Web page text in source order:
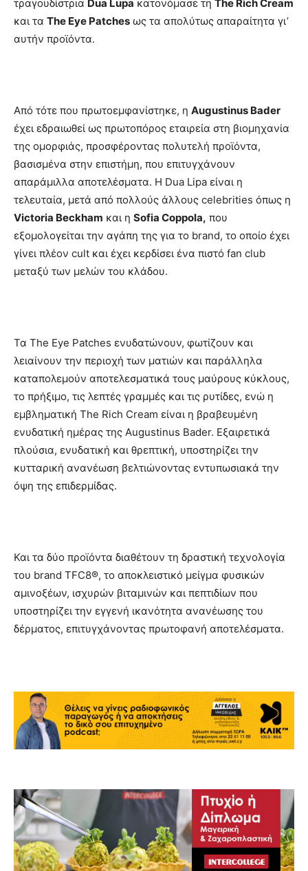
τραγουδίστρια Dua Lupa κατονόμασε τη The Rich Cream
και τα The Eye Patches ως τα απολύτως απαραίτητα γι’
αυτήν προϊόντα.
Από τότε που πρωτοεμφανίστηκε, η Augustinus Bader
έχει εδραιωθεί ως πρωτοπόρος εταιρεία στη βιομηχανία
της ομορφιάς, προσφέροντας πολυτελή προϊόντα,
βασισμένα στην επιστήμη, που επιτυγχάνουν
απαράμιλλα αποτελέσματα. H Dua Lipa είναι η
τελευταία, μετά από πολλούς άλλους celebrities όπως η
Victoria Beckham και η Sofia Coppola, που
εξομολογείται την αγάπη της για το brand, το οποίο έχει
γίνει πλέον cult και έχει κερδίσει ένα πιστό fan club
μεταξύ των μελών του κλάδου.
Τα The Eye Patches ενυδατώνουν, φωτίζουν και
λειαίνουν την περιοχή των ματιών και παράλληλα
καταπολεμούν αποτελεσματικά τους μαύρους κύκλους,
το πρήξιμο, τις λεπτές γραμμές και τις ρυτίδες, ενώ η
εμβληματική The Rich Cream είναι η βραβευμένη
ενυδατική ημέρας της Augustinus Bader. Εξαιρετικά
πλούσια, ενυδατική και θρεπτική, υποστηρίζει την
κυτταρική ανανέωση βελτιώνοντας εντυπωσιακά την
όψη της επιδερμίδας.
Και τα δύο προϊόντα διαθέτουν τη δραστική τεχνολογία
του brand TFC8®, το αποκλειστικό μείγμα φυσικών
αμινοξέων, ισχυρών βιταμινών και πεπτιδίων που
υποστηρίζει την εγγενή ικανότητα ανανέωσης του
δέρματος, επιτυγχάνοντας πρωτοφανή αποτελέσματα.